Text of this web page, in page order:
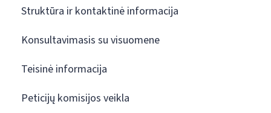
Struktūra ir kontaktinė informacija
Konsultavimasis su visuomene
Teisinė informacija
Peticijų komisijos veikla